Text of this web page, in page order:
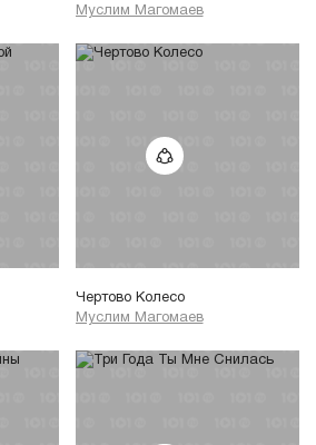
Муслим Магомаев
Чертово Колесо
Муслим Магомаев